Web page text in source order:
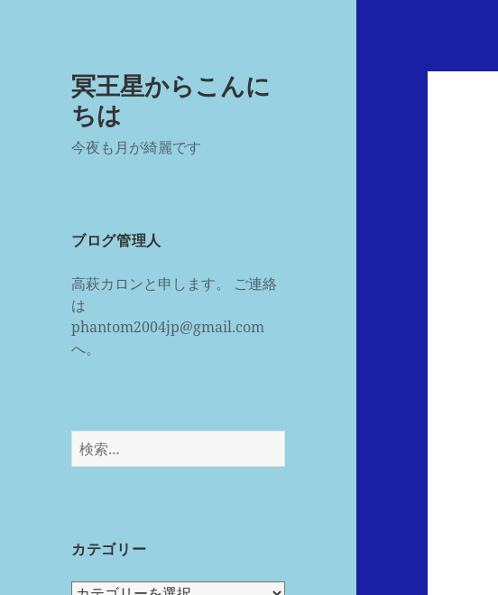
冥王星からこんに
ちは
今夜も月が綺麗です
ブログ管理人
高萩カロンと申します。 ご連絡
は
phantom2004jp@gmail.com
へ。
カテゴリー